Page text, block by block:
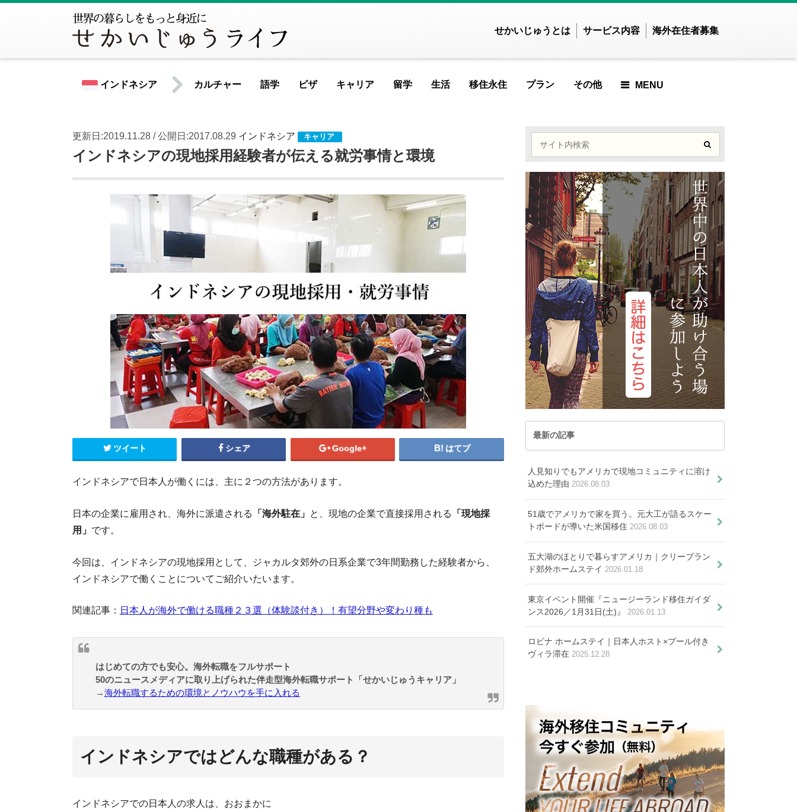
せかいじゅうとは サービス内容 海外在住者募集
インドネシア
世界共通情報
北米
アメリカ合衆国 カナダ
中南米
ウルグアイ
エクアドル
コスタリカ
チリ
ドミニカ共和国
ニカラグア
ハイチ
パナマ
パラグアイ
ブラジル
ベネズエラ
ペルー
ボリビア
メキシコ
アイスランド アイルランド
イギリス
イタリア
ウクライナ
エストニア
オランダ
オーストリア
ギリシャ
クロアチア
ジョージア
スペイン
スロベニア
チェコ
デンマーク
ドイツ
ノルウェー
ハンガリー
フィンランド
ポルトガル
ポーランド
マケドニア共和国
マルタ共和国
ラトビア
リトアニア
ルクセンブルク
ルーマニア ロシア
中東/アフリカ
アラブ首長国連邦 アルジェリア
イスラエル
エジプト
カタール
ケニア
サウジアラビア
セネガル
タンザニア
南アフリカ共和国
ウズベキスタン
カンボジア
シンガポール
スリランカ
タイ
ネパール
バングラデシュ
パキスタン
フィジー共和国
フィリピン
ベトナム
マカオ
マレーシア
ミャンマー
モルディブ共和国
ラオス
中国
韓国
オセアニア
オーストラリア
トンガ
ニュージーランド
パラオ共和国
その他
FEATURED ARTICLE
んでした
MOST VIEWED
ARTICLE
記事が見つかりませ
んでした
PICKUP ARTICLE
バリ島在住日本人宅へホ
ームステイ♪サーフィン
やヨガを満喫しよう
プラン
FEATURED ARTICLE
た
MOST VIEWED ARTICLE
記事が見つかりませんでし
た
PICKUP ARTICLE
サヌールで過ごす癒しのバリホ
ームステイ
バリ島北部ロビナ｜のんびり暮
らす日本人ホスト宅ホームステ
移住永住
FEATURED ARTICLE
MOST VIEWED ARTICLE
記事が見つかりませんでした
PICKUP ARTICLE
バリ島で長期滞在する６つのパターンと用
途別ビザの紹介
デルプランと主要エリアの紹介
語学
FEATURED ARTICLE
記事が見つかりませんでした
MOST VIEWED ARTICLE
記事が見つかりませんでした
PICKUP ARTICLE
インドネシア語でありがとうや挨拶できる？覚えておきたい単語とフレーズ１
ビザ
FEATURED ARTICLE
記事が見つかりませんでした
MOST VIEWED ARTICLE
記事が見つかりませんでした
PICKUP ARTICLE
インドネシア永住権の申請と取得方法を徹底解説
留学
FEATURED ARTICLE
MOST VIEWED ARTICLE
記事が見つかりませんでした
PICKUP ARTICLE
インドネシアの教育事情。教育移住から大学留学まで網
羅解説
インドネシアの大学ランキング（2017年度版）
キャリア
FEATURED ARTICLE
記事が見つかりませんでした
MOST VIEWED ARTICLE
記事が見つかりませんでした
PICKUP ARTICLE
インドネシアの現地採用経験者が伝える就労事情と環境
職業別インドネシアの平均月収を大公開
生活
FEATURED ARTICLE
MOST VIEWED ARTICLE
記事が見つかりませんでした
PICKUP ARTICLE
日本人におススメのバリ島の病院。ケガや病気の
預金金利も高い！インドネシアの銀行種類と口座
開設を徹底解説
カルチャー
記事が見つかりませんでした
MOST VIEWED ARTICLE
記事が見つかりませんでした
世界一怒らない人たち？インドネシア人・７つの性格や特徴
MENU
更新日:2019.11.28 / 公開日:2017.08.29 インドネシア キャリア
インドネシアの現地採用経験者が伝える就労事情と環境
ツイート シェア Google+ はてブ
インドネシアで日本人が働くには、主に２つの方法があります。
日本の企業に雇用され、海外に派遣される 「海外駐在」 と、現地の企業で直接採用される
「現地採
用」 です。
今回は、インドネシアの現地採用として、ジャカルタ郊外の日系企業で3年間勤務した経験者から、
インドネシアで働くことについてご紹介いたいます。
関連記事： 日本人が海外で働ける職種２３選（体験談付き）！有望分野や変わり種も
はじめての方でも安心。海外転職をフルサポート
50のニュースメディアに取り上げられた伴走型海外転職サポート「せかいじゅうキャリア」
→海外転職するための環境とノウハウを手に入れる
インドネシアではどんな職種がある？
インドネシアでの日本人の求人は、おおまかに
最新の記事
人見知りでもアメリカで現地コミュニティに溶け
込めた理由 2026.08.03
51歳でアメリカで家を買う。元大工が語るスケー
トボードが導いた米国移住 2026.08.03
五大湖のほとりで暮らすアメリカ｜クリーブラン
ド郊外ホームステイ 2026.01.18
東京イベント開催『ニュージーランド移住ガイダ
ンス2026／1月31日(土)』
2026.01.13
ロビナ ホームステイ｜日本人ホスト×プール付き
ヴィラ滞在 2025.12.28